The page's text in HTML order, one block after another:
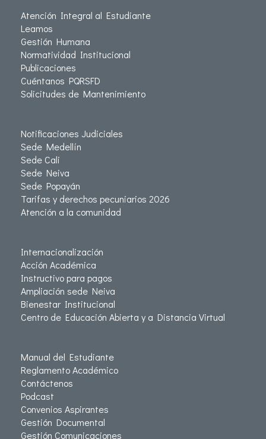
Atención Integral al Estudiante
Leamos
Gestión Humana
Normatividad Institucional
Publicaciones
Cuéntanos PQRSFD
Solicitudes de Mantenimiento
Notificaciones Judiciales
Sede Medellín
Sede Cali
Sede Neiva
Sede Popayán
Tarifas y derechos pecuniarios 2026
Atención a la comunidad
Internacionalización
Acción Académica
Instructivo para pagos
Ampliación sede Neiva
Bienestar Institucional
Centro de Educación Abierta y a Distancia Virtual
Manual del Estudiante
Reglamento Académico
Contáctenos
Podcast
Convenios Aspirantes
Gestión Documental
Gestión Comunicaciones